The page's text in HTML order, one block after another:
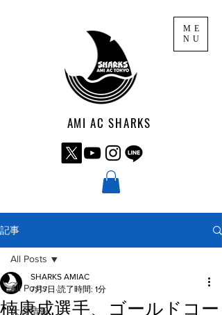
ME
NU
AMI AC SHARKS
記事
All Posts
大会情報
All Posts
楠康成選手、ゴールドコー
SHARKS AMIAC
7月7日 読了時間: 1分